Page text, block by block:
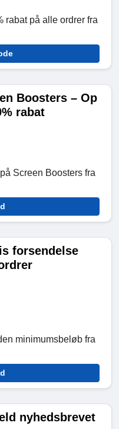
rabat på alle ordrer fra
Boosters – Op
rabat
Screen Boosters fra
forsendelse
minimumsbeløb fra
nyhedsbrevet